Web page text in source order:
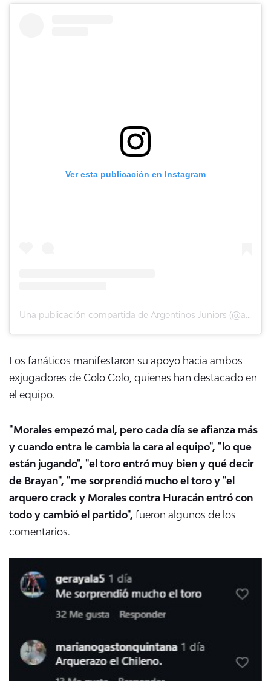
Ver esta publicación en Instagram
Los fanáticos manifestaron su apoyo hacia ambos
exjugadores de Colo Colo, quienes han destacado en
el equipo.
"Morales empezó mal, pero cada día se afianza más
y cuando entra le cambia la cara al equipo", "lo que
están jugando", "el toro entró muy bien y qué decir
de Brayan", "me sorprendió mucho el toro y "el
arquero crack y Morales contra Huracán entró con
todo y cambió el partido", fueron algunos de los
comentarios.